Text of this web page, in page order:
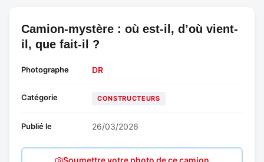
Camion-mystère : où est-il, d’où vient-
il, que fait-il ?
Photographe DR
Catégorie CONSTRUCTEURS
Publié le 26/03/2026